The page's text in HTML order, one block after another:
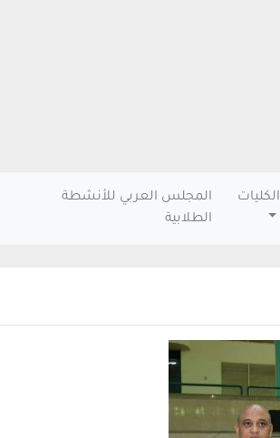
الكليات
المجلس العربي للأنشطة
الطلابية